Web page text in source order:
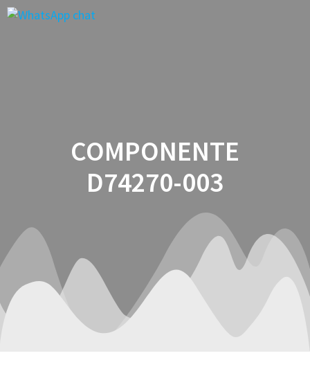
COMPONENTE
D74270-003